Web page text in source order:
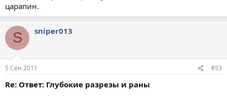
царапин.
S sniper013
5 Сен 2011 #53
Re: Ответ: Глубокие разрезы и раны